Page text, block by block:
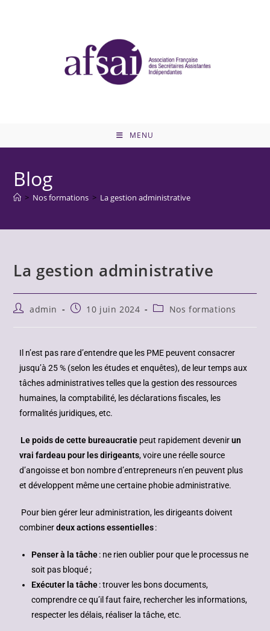
MENU
Blog
> Nos formations > La gestion administrative
La gestion administrative
admin 10 juin 2024 Nos formations
Il n’est pas rare d’entendre que les PME peuvent consacrer
jusqu’à 25 % (selon les études et enquêtes), de leur temps aux
tâches administratives telles que la gestion des ressources
humaines, la comptabilité, les déclarations fiscales, les
formalités juridiques, etc.
Le poids de cette bureaucratie peut rapidement devenirun
vrai fardeau pour les dirigeants, voire une réelle source
d’angoisse et bon nombre d’entrepreneurs n’en peuvent plus
et développent même une certaine phobie administrative.
Pour bien gérer leur administration, les dirigeants doivent
combinerdeux actions essentielles:
Penser à la tâche: ne rien oublier pour que le processus ne
soit pas bloqué ;
Exécuter la tâche: trouver les bons documents,
comprendre ce qu’il faut faire, rechercher les informations,
respecter les délais, réaliser la tâche, etc.